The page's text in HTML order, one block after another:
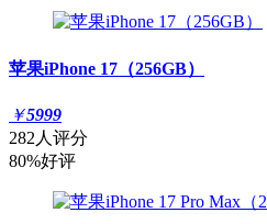
苹果iPhone 17（256GB）
￥5999
282人评分
80%好评